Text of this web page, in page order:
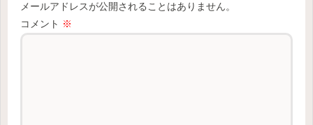
メールアドレスが公開されることはありません。
コメント ※